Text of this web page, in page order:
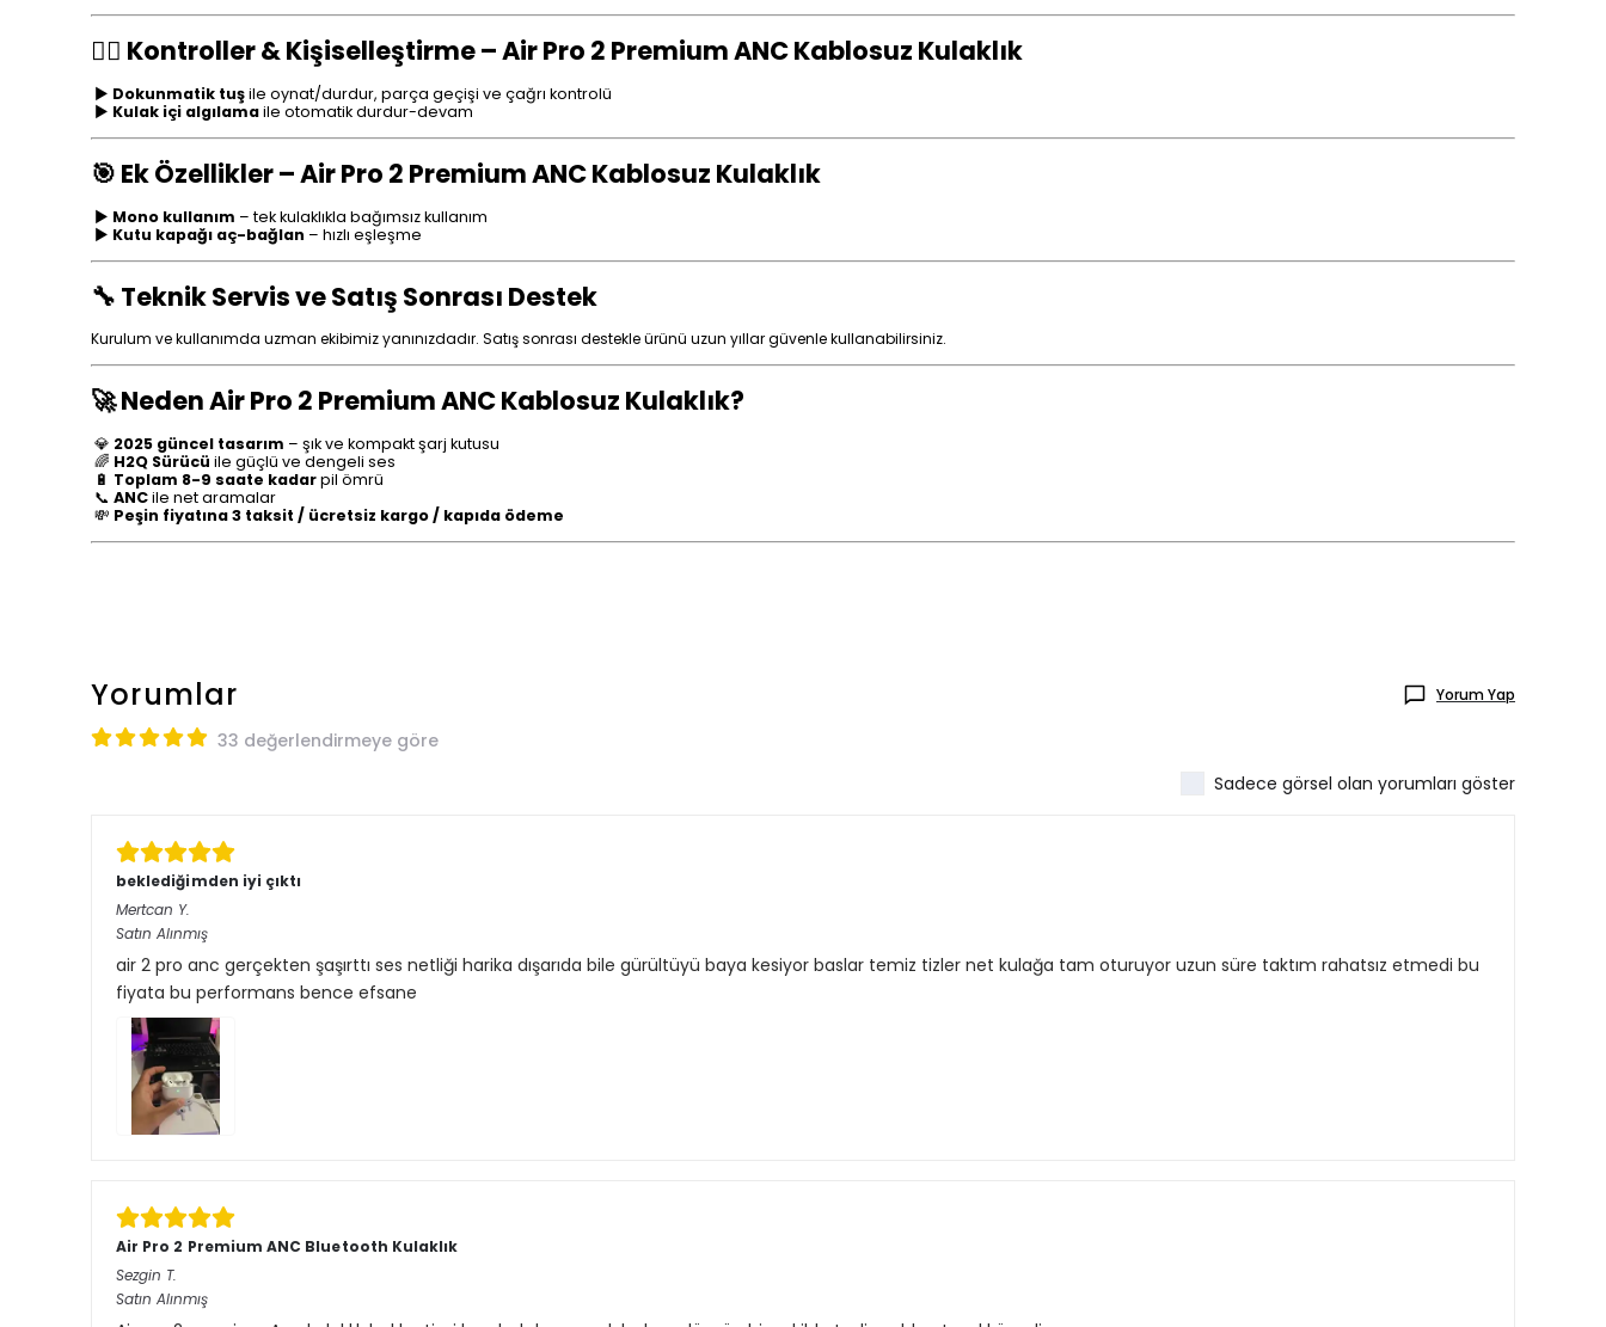
🏃‍♀️ Kontroller & Kişiselleştirme – Air Pro 2 Premium ANC Kablosuz Kulaklık
► Dokunmatik tuşile oynat/durdur, parça geçişi ve çağrı kontrolü
► Kulak içi algılamaile otomatik durdur-devam
🎯 Ek Özellikler – Air Pro 2 Premium ANC Kablosuz Kulaklık
► Mono kullanım – tek kulaklıkla bağımsız kullanım
► Kutu kapağı aç-bağlan – hızlı eşleşme
🔧 Teknik Servis ve Satış Sonrası Destek
Kurulum ve kullanımda uzman ekibimiz yanınızdadır. Satış sonrası destekle ürünü uzun yıllar güvenle kullanabilirsiniz.
🚀 Neden Air Pro 2 Premium ANC Kablosuz Kulaklık?
💎 2025 güncel tasarım – şık ve kompakt şarj kutusu
🌈 H2Q Sürücü ile güçlü ve dengeli ses
🔋 Toplam 8-9 saate kadarpil ömrü
📞 ANCile net aramalar
💸 Peşin fiyatına 3 taksit / ücretsiz kargo / kapıda ödeme
Yorumlar Yorum Yap
33 değerlendirmeye göre
Sadece görsel olan yorumları göster
beklediğimden iyi çıktı
Mertcan Y.
Satın Alınmış
air 2 pro anc gerçekten şaşırttı ses netliği harika dışarıda bile gürültüyü baya kesiyor baslar temiz tizler net kulağa tam oturuyor uzun süre taktım rahatsız etmedi bu
fiyata bu performans bence efsane
Air Pro 2 Premium ANC Bluetooth Kulaklık
Sezgin T.
Satın Alınmış